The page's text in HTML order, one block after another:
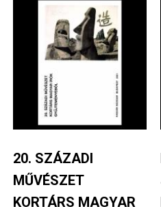
20. SZÁZADI
MŰVÉSZET
KORTÁRS MAGYAR